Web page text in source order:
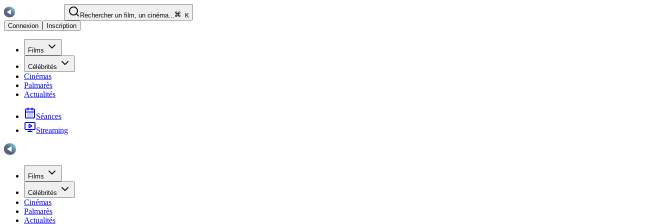
Rechercher un film, un cinéma...
K
Connexion
Inscription
Films
Célébrités
Cinémas
Palmarès
Actualités
Séances
Streaming
Films
Célébrités
Cinémas
Palmarès
Actualités